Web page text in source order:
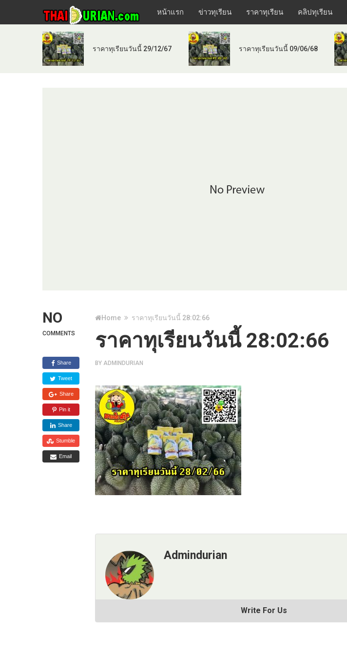
หน้าแรก ข่าวทุเรียน ราคาทุเรียน คลิปทุเรียน
ราคาทุเรียนวันนี้ 29/12/67 ราคาทุเรียนวันนี้ 09/06/68
NO
COMMENTS
Share
Tweet
Share
Pin it
Share
Stumble
Email
Home ราคาทุเรียนวันนี้ 28:02:66
ราคาทุเรียนวันนี้ 28:02:66
BY ADMINDURIAN
Admindurian
Write For Us